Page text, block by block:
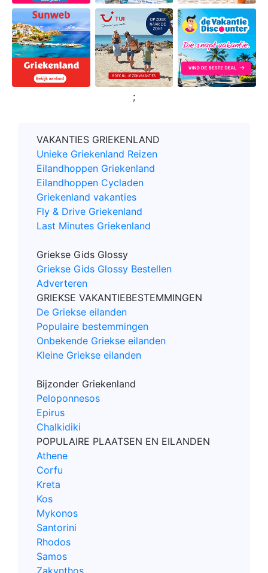
;
VAKANTIES GRIEKENLAND
Unieke Griekenland Reizen
Eilandhoppen Griekenland
Eilandhoppen Cycladen
Griekenland vakanties
Fly & Drive Griekenland
Last Minutes Griekenland
Griekse Gids Glossy
Griekse Gids Glossy Bestellen
Adverteren
GRIEKSE VAKANTIEBESTEMMINGEN
De Griekse eilanden
Populaire bestemmingen
Onbekende Griekse eilanden
Kleine Griekse eilanden
Bijzonder Griekenland
Peloponnesos
Epirus
Chalkidiki
POPULAIRE PLAATSEN EN EILANDEN
Athene
Corfu
Kreta
Kos
Mykonos
Santorini
Rhodos
Samos
Zakynthos